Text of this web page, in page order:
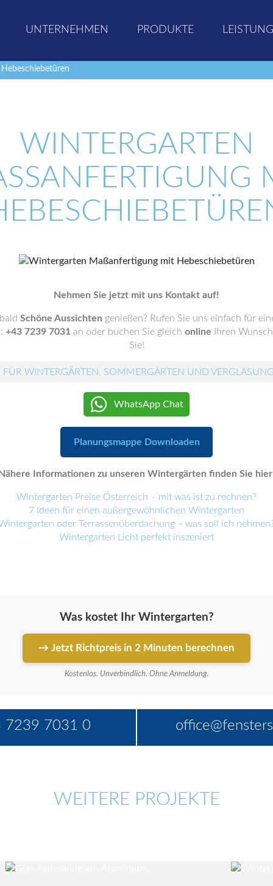
UNTERNEHMEN PRODUKTE
WINTERGARTEN
Nehmen Sie jetzt mit uns Kontakt auf!
Schöne Aussichten genießen? Rufen Sie uns einfach für
+43 7239 7031 an oder buchen Sie gleich online Ihren
Sie!
WINTERGÄRTEN, SOMMERGÄRTEN UND
WhatsApp Chat
Planungsmappe Downloaden
Informationen zu unseren Wintergärten finden Sie
Wintergarten Preise Österreich – mit was ist zu rechnen?
7 Ideen für einen außergewöhnlichen Wintergarten
oder Terrassenüberdachung – was soll ich
Wintergarten Licht perfekt inszeniert
Was kostet Ihr Wintergarten?
→ Jetzt Richtpreis in 2 Minuten berechnen
Kostenlos. Unverbindlich. Ohne Anmeldung.
7239 7031 0
WEITERE PROJEKTE